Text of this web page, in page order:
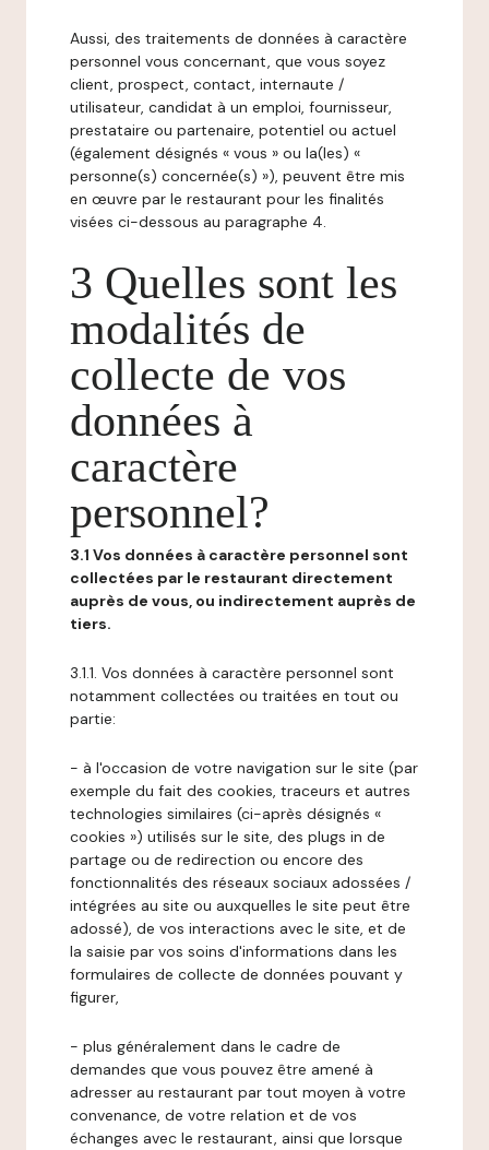
Aussi, des traitements de données à caractère
personnel vous concernant, que vous soyez
client, prospect, contact, internaute /
utilisateur, candidat à un emploi, fournisseur,
prestataire ou partenaire, potentiel ou actuel
(également désignés « vous » ou la(les) «
personne(s) concernée(s) »), peuvent être mis
en œuvre par le restaurant pour les finalités
visées ci-dessous au paragraphe 4.
3 Quelles sont les
modalités de
collecte de vos
données à
caractère
personnel?
3.1 Vos données à caractère personnel sont
collectées par le restaurant directement
auprès de vous, ou indirectement auprès de
tiers.
3.1.1. Vos données à caractère personnel sont
notamment collectées ou traitées en tout ou
partie:
- à l'occasion de votre navigation sur le site (par
exemple du fait des cookies, traceurs et autres
technologies similaires (ci-après désignés «
cookies ») utilisés sur le site, des plugs in de
partage ou de redirection ou encore des
fonctionnalités des réseaux sociaux adossées /
intégrées au site ou auxquelles le site peut être
adossé), de vos interactions avec le site, et de
la saisie par vos soins d'informations dans les
formulaires de collecte de données pouvant y
figurer,
- plus généralement dans le cadre de
demandes que vous pouvez être amené à
adresser au restaurant par tout moyen à votre
convenance, de votre relation et de vos
échanges avec le restaurant, ainsi que lorsque